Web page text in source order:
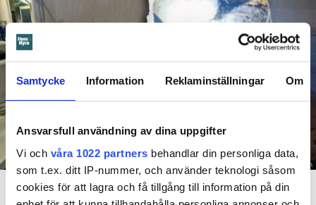
Samtycke Information Reklaminställningar Om
Ansvarsfull användning av dina uppgifter
Vi och våra 1022 partners behandlar din personliga data,
som t.ex. ditt IP-nummer, och använder teknologi såsom
cookies för att lagra och få tillgång till information på din
Foto: Hyresnämnden
En inspektion visade att vatten under en längre tid läckt in genom sprickor i väggen (de
röda markeringarna) och orsakat rötskador i syllen.